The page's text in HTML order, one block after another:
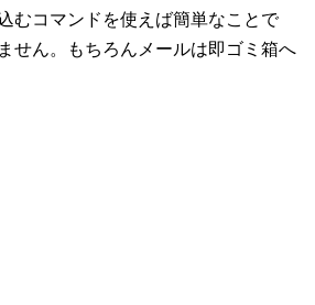
むコマンドを使えば簡単なことで
せん。もちろんメールは即ゴミ箱へ